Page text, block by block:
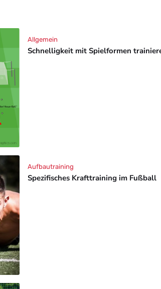
Schnelligkeit mit Spielformen
Allgemein
Spezifisches Krafttraining im Fußball
Aufbautraining